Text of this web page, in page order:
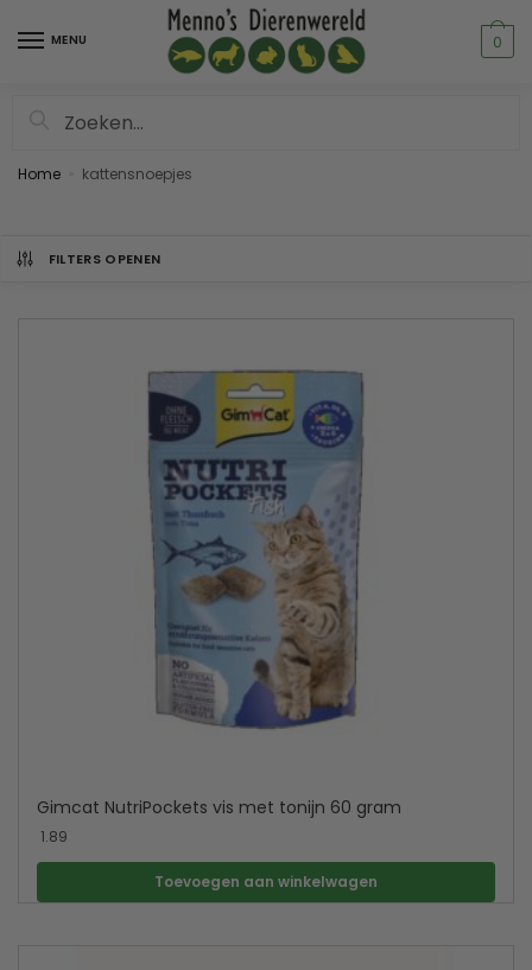
MENU 0
Home kattensnoepjes
FILTERS OPENEN
Gimcat NutriPockets vis met tonijn 60 gram
1.89
Toevoegen aan winkelwagen